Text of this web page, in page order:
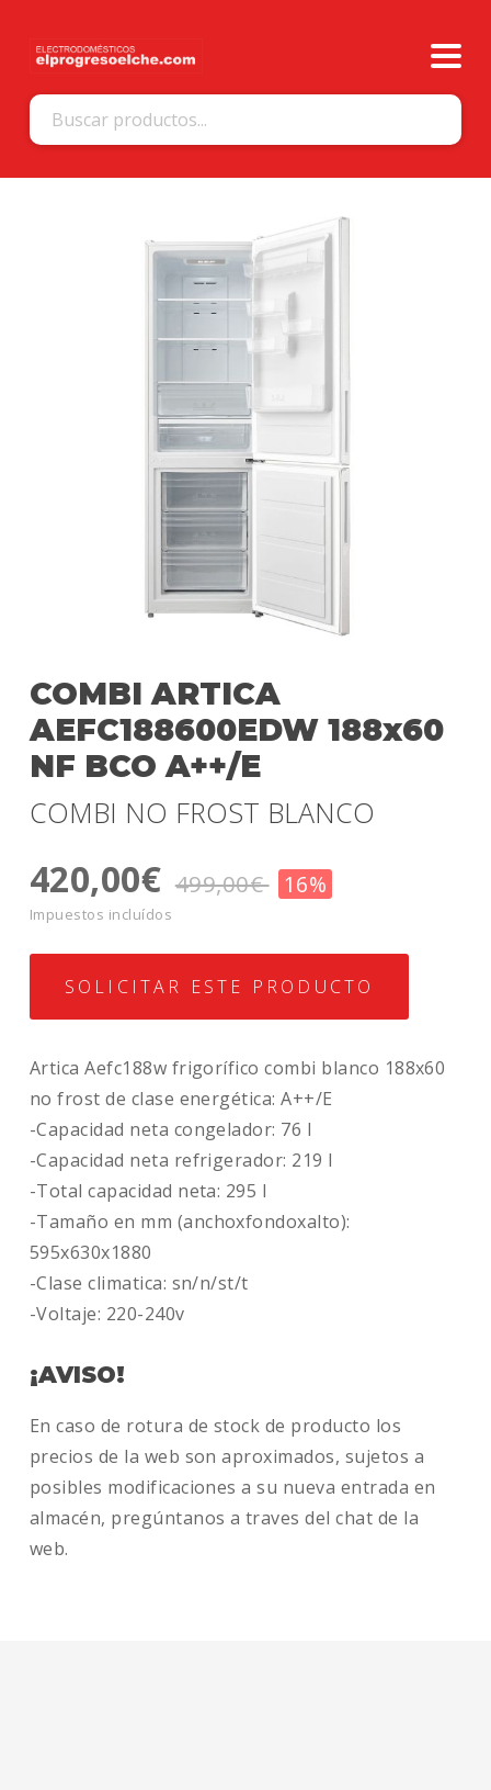
COMBI ARTICA
AEFC188600EDW 188x60
NF BCO A++/E
COMBI NO FROST BLANCO
420,00€ 499,00€ 16%
Impuestos incluídos
SOLICITAR ESTE PRODUCTO
Artica Aefc188w frigorífico combi blanco 188x60
no frost de clase energética: A++/E
-Capacidad neta congelador: 76 l
-Capacidad neta refrigerador: 219 l
-Total capacidad neta: 295 l
-Tamaño en mm (anchoxfondoxalto):
595x630x1880
-Clase climatica: sn/n/st/t
-Voltaje: 220-240v
¡AVISO!
En caso de rotura de stock de producto los
precios de la web son aproximados, sujetos a
posibles modificaciones a su nueva entrada en
almacén, pregúntanos a traves del chat de la
web.